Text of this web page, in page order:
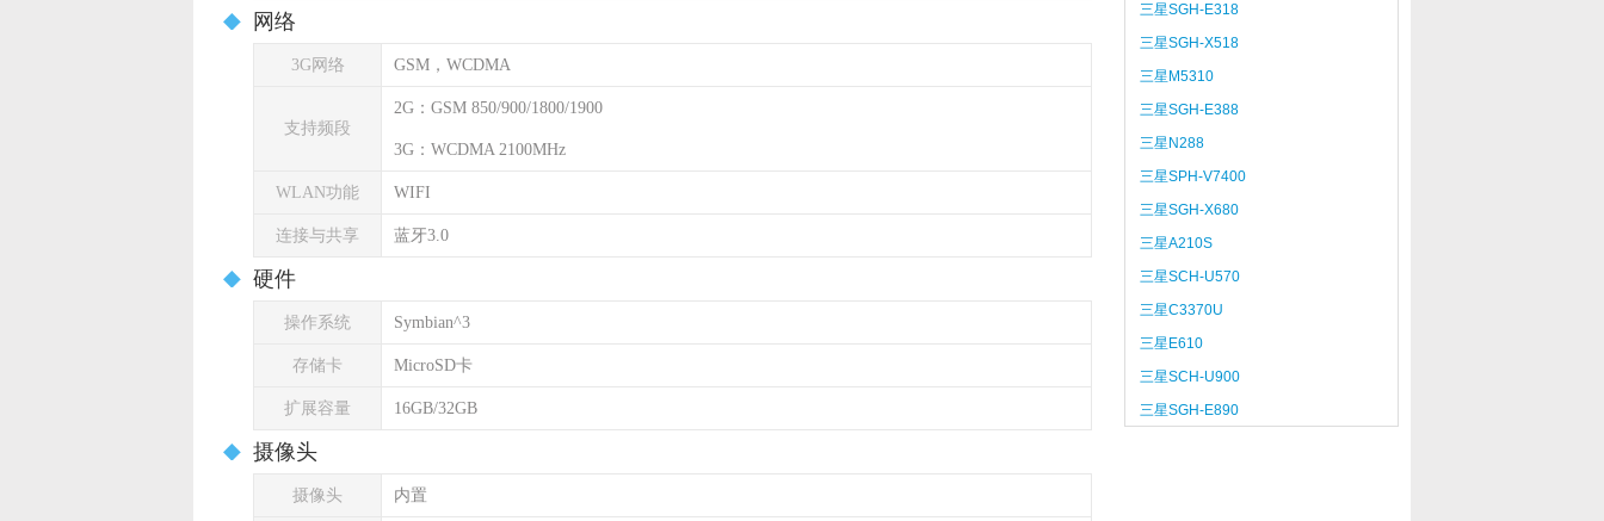
网络
3G网络 GSM，WCDMA
支持频段
2G：GSM 850/900/1800/1900
3G：WCDMA 2100MHz
WLAN功能 WIFI
连接与共享 蓝牙3.0
硬件
操作系统 Symbian^3
存储卡 MicroSD卡
扩展容量 16GB/32GB
摄像头
摄像头 内置
三星SGH-E318
三星SGH-X518
三星M5310
三星SGH-E388
三星N288
三星SPH-V7400
三星SGH-X680
三星A210S
三星SCH-U570
三星C3370U
三星E610
三星SCH-U900
三星SGH-E890